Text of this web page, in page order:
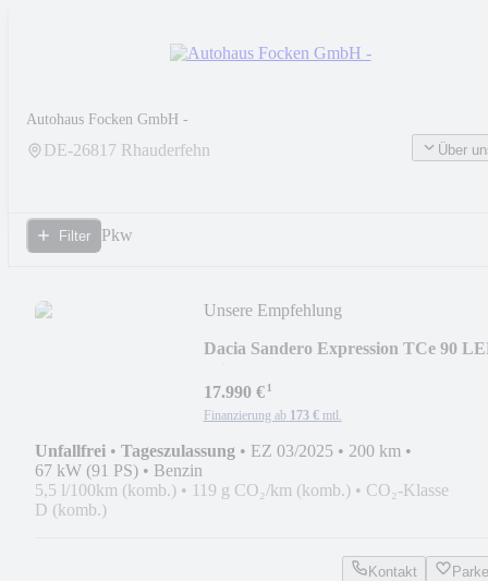
Autohaus Focken GmbH -
DE-26817 Rhauderfehn Über
Filter Pkw
Unsere Empfehlung
Dacia Sandero Expression TCe 90
17.990 €¹
Finanzierung ab 173 € mtl.
Unfallfrei • Tageszulassung • EZ 03/2025 • 200 km •
67 kW (91 PS) • Benzin
5,5 l/100km (komb.) • 119 g CO₂/km (komb.) • CO₂-Klasse
D (komb.)
Kontakt